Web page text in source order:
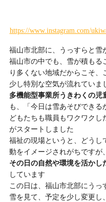
https://www.instagram.com/
福山市北部に、うっすらと雪
福山市の中でも、雪が積もる
り多くない地域だからこそ、
少し特別な空気が流れていま
多機能型事業所うきわくの児
も、「今日は雪あそびできる
どもたちも職員もワクワクし
がスタートしました
福祉の現場というと、どうし
動をイメージされがちですが
その日の自然や環境を活かし
しています
この日は、福山市北部にうっ
雪を見て、予定を少し変更し